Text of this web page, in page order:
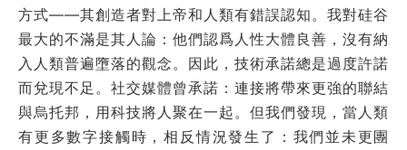
方式——其創造者對上帝和人類有錯誤認知。我對硅谷
最大的不滿是其人論：他們認爲人性大體良善，沒有納
入人類普遍墮落的觀念。因此，技術承諾總是過度許諾
而兌現不足。社交媒體曾承諾：連接將帶來更強的聯結
與烏托邦，用科技將人聚在一起。但我們發現，當人類
有更多數字接觸時，相反情況發生了：我們並未更團